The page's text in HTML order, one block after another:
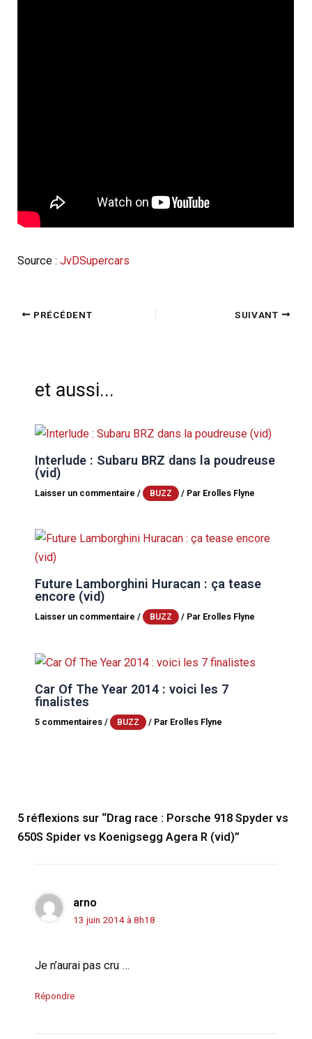
Source :JvDSupercars
PRÉCÉDENT SUIVANT
et aussi...
Interlude : Subaru BRZ dans la poudreuse
(vid)
Laisser un commentaire / BUZZ / Par Erolles Flyne
Future Lamborghini Huracan : ça tease
encore (vid)
Laisser un commentaire / BUZZ / Par Erolles Flyne
Car Of The Year 2014 : voici les 7
finalistes
5 commentaires / BUZZ / Par Erolles Flyne
5 réflexions sur “Drag race : Porsche 918 Spyder vs
650S Spider vs Koenigsegg Agera R (vid)”
arno
13 juin 2014 à 8h18
Je n’aurai pas cru …
Répondre